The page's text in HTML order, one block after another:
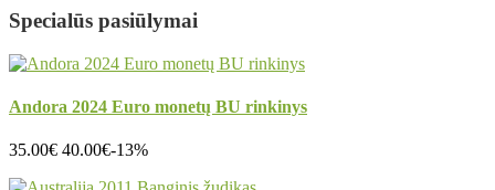
Specialūs pasiūlymai
Andora 2024 Euro monetų BU rinkinys
35.00€ 40.00€-13%